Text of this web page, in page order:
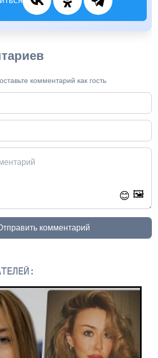
комментарий как гость
😊 🖼️
комментарий